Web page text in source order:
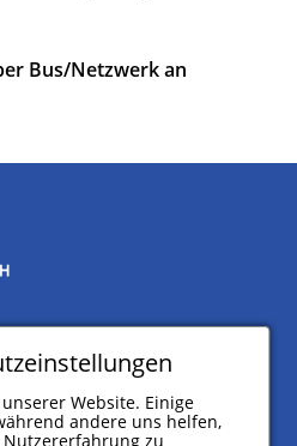
Bus/Netzwerk an
911 100
Website. Einige
andere uns helfen,
zu